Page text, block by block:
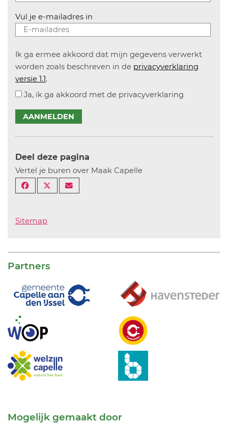
Vul je e-mailadres in
Ik ga ermee akkoord dat mijn gegevens verwerkt
worden zoals beschreven in de privacyverklaring
versie 1.1.
Ja, ik ga akkoord met de privacyverklaring
AANMELDEN
Deel deze pagina
Vertel je buren over Maak Capelle
Sitemap
Partners
Mogelijk gemaakt door